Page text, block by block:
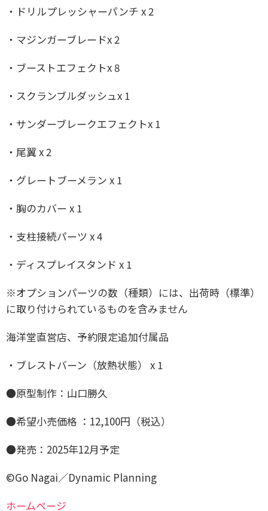
・ドリルプレッシャーパンチ x 2
・マジンガーブレードx 2
・ブーストエフェクトx 8
・スクランブルダッシュx 1
・サンダーブレークエフェクトx 1
・尾翼 x 2
・グレートブーメラン x 1
・胸のカバー x 1
・支柱接続パーツ x 4
・ディスプレイスタンド x 1
※オプションパーツの数（種類）には、出荷時（標準）
に取り付けられているものを含みません
海洋堂直営店、予約限定追加付属品
・ブレストバーン（放熱状態） x 1
●原型制作：山口勝久
●希望小売価格 ：12,100円（税込）
●発売：2025年12月予定
©Go Nagai／Dynamic Planning
ホームページ